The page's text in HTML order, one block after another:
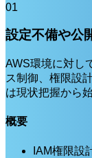
01
設定不備や公
AWS環境に対し
ス制御、権限設
は現状把握から
概要
IAM権限設